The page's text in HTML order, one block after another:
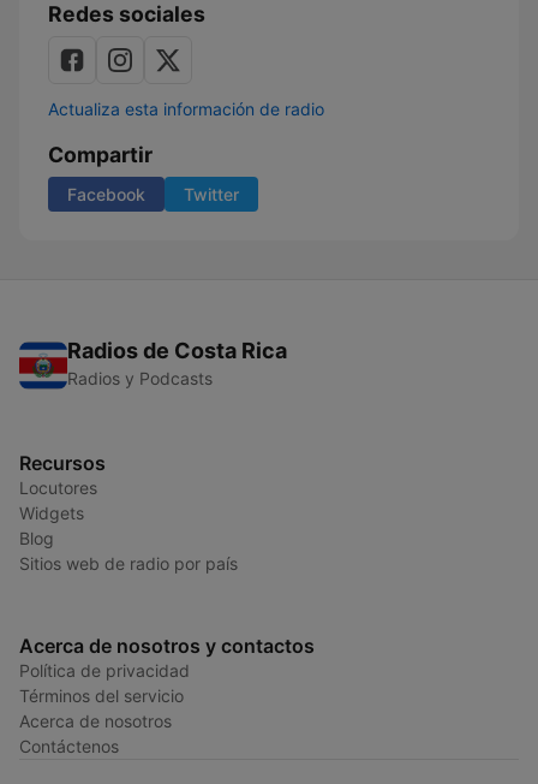
Redes sociales
Actualiza esta información de radio
Compartir
Facebook Twitter
Radios de Costa Rica
Radios y Podcasts
Recursos
Locutores
Widgets
Blog
Sitios web de radio por país
Acerca de nosotros y contactos
Política de privacidad
Términos del servicio
Acerca de nosotros
Contáctenos